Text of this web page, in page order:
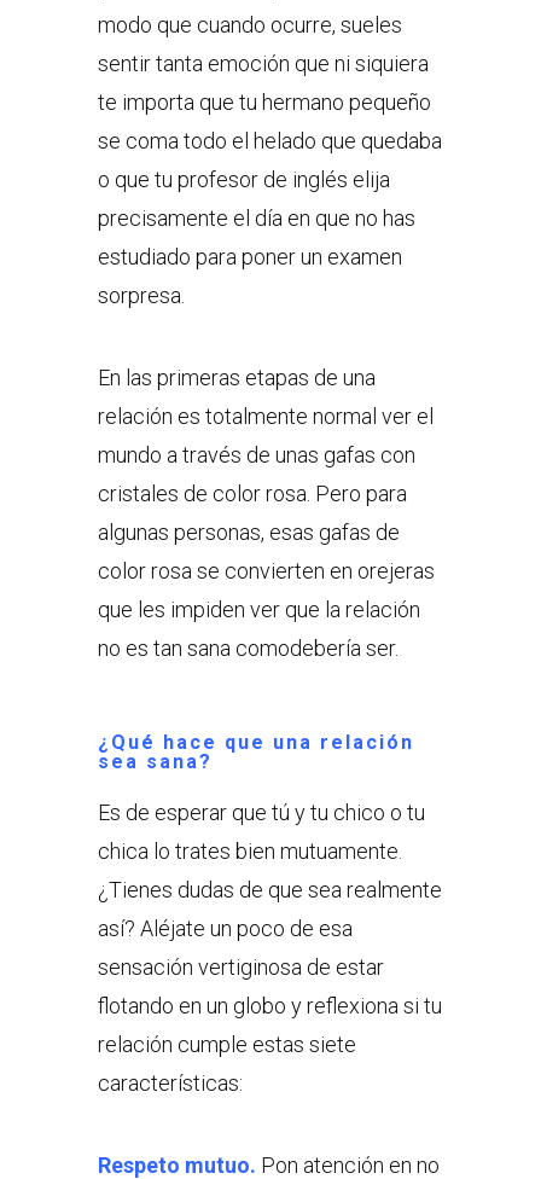
modo que cuando ocurre, sueles
sentir tanta emoción que ni siquiera
te importa que tu hermano pequeño
se coma todo el helado que quedaba
o que tu profesor de inglés elija
precisamente el día en que no has
estudiado para poner un examen
sorpresa.
En las primeras etapas de una
relación es totalmente normal ver el
mundo a través de unas gafas con
cristales de color rosa. Pero para
algunas personas, esas gafas de
color rosa se convierten en orejeras
que les impiden ver que la relación
no es tan sana comodebería ser.
¿Qué hace que una relación
sea sana?
Es de esperar que tú y tu chico o tu
chica lo trates bien mutuamente.
¿Tienes dudas de que sea realmente
así? Aléjate un poco de esa
sensación vertiginosa de estar
flotando en un globo y reflexiona si tu
relación cumple estas siete
características:
Respeto mutuo. Pon atención en no